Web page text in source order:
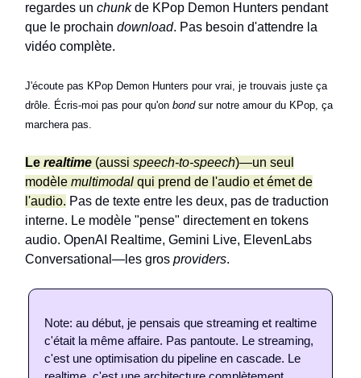
regardes un chunkde KPop Demon Hunters pendant
que le prochain download. Pas besoin d'attendre la
vidéo complète.
J'écoute pas KPop Demon Hunters pour vrai, je trouvais juste ça
drôle. Écris-moi pas pour qu'on bondsur notre amour du KPop, ça
marchera pas.
Le realtime (aussi speech-to-speech)—un seul
modèle multimodal qui prend de l'audio et émet de
l'audio. Pas de texte entre les deux, pas de traduction
interne. Le modèle "pense" directement en tokens
audio. OpenAI Realtime, Gemini Live, ElevenLabs
Conversational—les gros providers.
Note: au début, je pensais que streaming et realtime
c'était la même affaire. Pas pantoute. Le streaming,
c'est une optimisation du pipeline en cascade. Le